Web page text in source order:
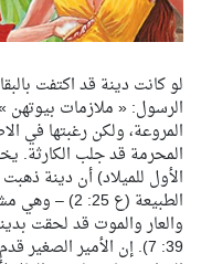
لو كانت دينة قد اكتفت
المروعة، ولكن رغبتها في
المحرمة قد جلب الكارثة.
الأول للميلاد) أن دينة
الطبيعة (ع
والعار والموت قد لحقت
39: 7). إن الأمير الصغير